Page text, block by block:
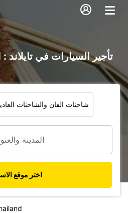
تأجير السيارات في
شاحنات الفان والشاحنات
اختر موقع